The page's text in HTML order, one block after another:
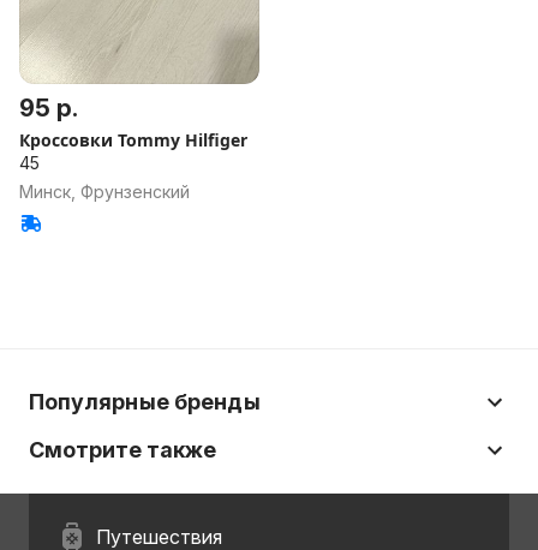
95 р.
Кроссовки Tommy Hilfiger
45
Минск, Фрунзенский
Популярные бренды
Смотрите также
Путешествия